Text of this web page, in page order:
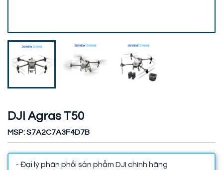
DJI Agras T50
MSP: S7A2C7A3F4D7B
- Đại lý phân phối sản phẩm DJI chính hãng